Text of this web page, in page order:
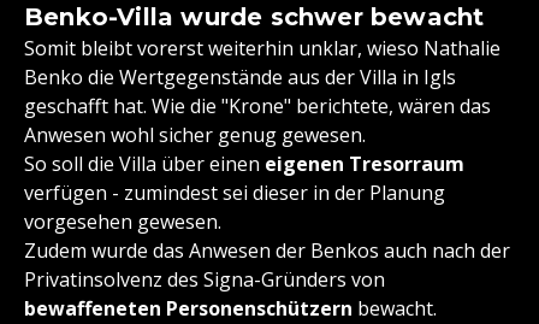
Benko-Villa wurde schwer bewacht
Somit bleibt vorerst weiterhin unklar, wieso Nathalie
Benko die Wertgegenstände aus der Villa in Igls
geschafft hat. Wie die "Krone" berichtete, wären das
Anwesen wohl sicher genug gewesen.
So soll die Villa über einen eigenen Tresorraum
verfügen - zumindest sei dieser in der Planung
vorgesehen gewesen.
Zudem wurde das Anwesen der Benkos auch nach der
Privatinsolvenz des Signa-Gründers von
bewaffeneten Personenschützern bewacht.